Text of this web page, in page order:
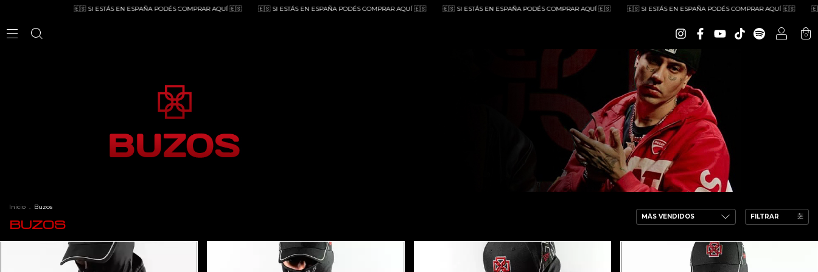
🇪🇸 SI ESTÁS EN ESPAÑA PODÉS COMPRAR AQUÍ 🇪🇸 🇪🇸 SI ESTÁS EN ESPAÑA PODÉS COMPRAR AQUÍ 🇪🇸 🇪🇸 SI ESTÁS EN ESPAÑA PODÉS COMPRAR AQUÍ 🇪🇸 🇪🇸 SI ESTÁS EN ESPAÑA PODÉS COMPRAR AQUÍ 🇪🇸 🇪🇸 SI
0
Inicio Buzos
BUZOS FILTRAR